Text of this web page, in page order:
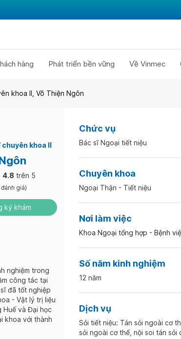
hàng Phát triển bền vững Về Vinmec
khoa II, Võ Thiện Ngôn
chuyên khoa II
4.8 trên 5
giá)
ký khám
nghiệm trong
công tác tại
đã tốt nghiệp
- Vật lý trị liệu
Huế và Đại học
khoa với thành
Chức vụ
Bác sĩ Ngoại tiết niệu
Chuyên khoa
Ngoại Thận - Tiết niệu
Nơi làm việc
Khoa Ngoại tổng hợp - Bệnh
Số năm kinh nghiệm
12 năm
Dịch vụ
Sỏi tiết niệu: Tán sỏi ngoài cơ
sỏi ngoài cơ thể, nội soi tán